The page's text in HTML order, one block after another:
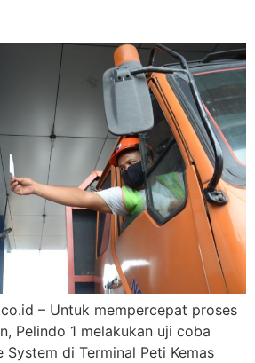
– Untuk mempercepat proses
Pelindo 1 melakukan uji coba
di Terminal Peti Kemas